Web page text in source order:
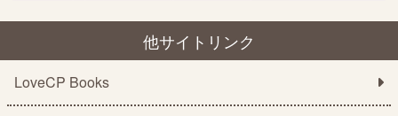
他サイトリンク
LoveCP Books